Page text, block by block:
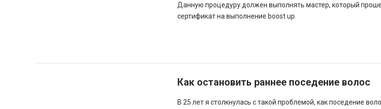
Данную процедуру должен выполнять мастер, который
сертификат на выполнение boost up.
Как остановить раннее поседение волос
В 25 лет я столкнулась с такой проблемой, как поседение